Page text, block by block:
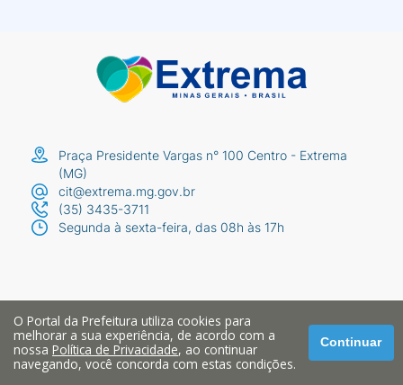
Praça Presidente Vargas n° 100 Centro - Extrema
(MG)
cit@extrema.mg.gov.br
(35) 3435-3711
Segunda à sexta-feira, das 08h às 17h
O Portal da Prefeitura utiliza cookies para
melhorar a sua experiência, de acordo com a
nossa Política de Privacidade, ao continuar
navegando, você concorda com estas condições.
Continuar